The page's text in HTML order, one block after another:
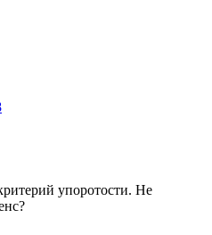
упоротости. Не